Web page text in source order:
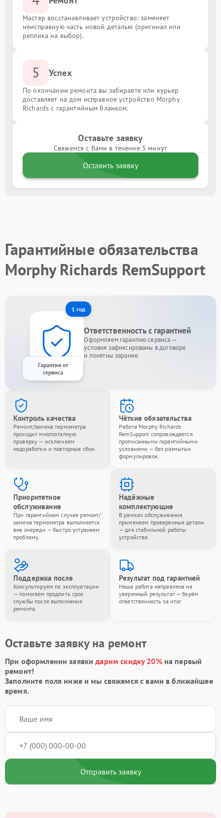
Мастер восстанавливает устройство: заменяет
неисправную часть новой деталью (оригинал или
реплика на выбор).
5 Успех
По окончании ремонта вы забираете или курьер
доставляет на дом исправное устройство Morphy
Richards с гарантийным бланком.
Оставьте заявку
Свяжемся с Вами в течение 5 минут
Оставить заявку
Гарантийные обязательства
Morphy Richards RemSupport
1 год
Гарантия от
сервиса
Ответственность с гарантией
Оформляем гарантию сервиса —
условия зафиксированы в договоре
и понятны заранее.
Контроль качества
Ремонт/замена термометра
проходит многоэтапную
проверку — исключаем
недоработки и повторные сбои.
Чёткие обязательства
Работа Morphy Richards
RemSupport сопровождается
прописанными гарантийными
условиями — без размытых
формулировок.
Приоритетное
обслуживание
При гарантийном случае ремонт/
замена термометра выполняется
вне очереди — быстро устраняем
проблему.
Надёжные
комплектующие
В рамках обслуживания
применяем проверенные детали
— для стабильной работы
устройства.
Поддержка после
Консультируем по эксплуатации
— помогаем продлить срок
службы после выполнения
ремонта.
Результат под гарантией
Наша работа направлена на
уверенный результат — берём
ответственность за итог.
Оставьте заявку на ремонт
При оформлении заявкидарим скидку 20%на первый
ремонт!
Заполните поля ниже и мы свяжемся с вами в ближайшее
время.
Отправить заявку